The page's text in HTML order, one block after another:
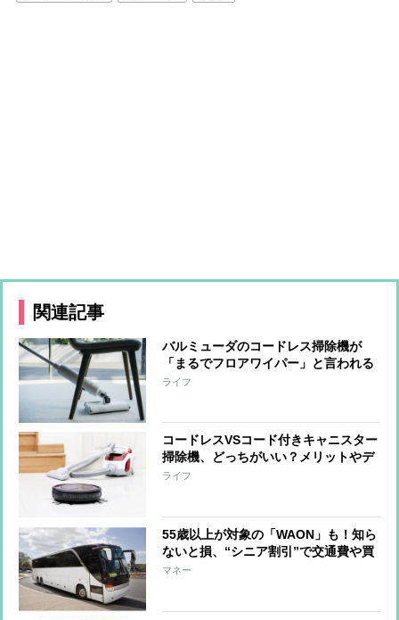
関連記事
バルミューダのコードレス掃除機が
「まるでフロアワイパー」と言われる
理由【スマート家電レビュー】
ライフ
コードレスVSコード付きキャニスター
掃除機、どっちがいい？メリットやデ
メリット、最新モデルを紹介！
ライフ
55歳以上が対象の「WAON」も！知ら
ないと損、“シニア割引”で交通費や買
い物がお得に
マネー